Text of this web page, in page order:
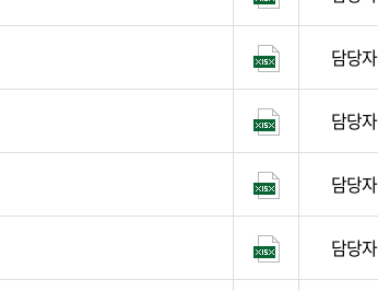
담당자
담당자
담당자
담당자